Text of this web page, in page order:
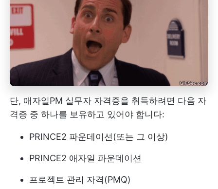
단, 애자일PM 실무자 자격증을 취득하려면 다음 자
격증 중 하나를 보유하고 있어야 합니다:
PRINCE2 파운데이션(또는 그 이상)
PRINCE2 애자일 파운데이션
프로젝트 관리 자격(PMQ)